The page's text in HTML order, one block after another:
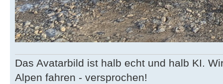
Das Avatarbild ist halb echt und halb KI.
Alpen fahren - versprochen!